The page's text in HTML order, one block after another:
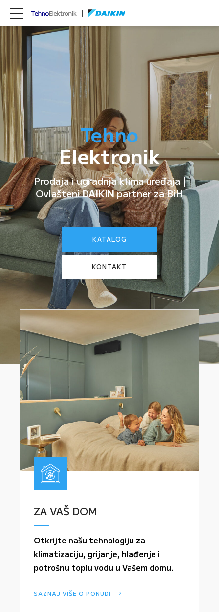
Tehno
Elektronik
Prodaja i ugradnja klima uređaja |
OvlašteniDAIKINpartner za BiH
KATALOG
KONTAKT
ZA VAŠ DOM
Otkrijte našu tehnologiju za
klimatizaciju, grijanje, hlađenje i
potrošnu toplu vodu u Vašem domu.
SAZNAJ VIŠE O PONUDI